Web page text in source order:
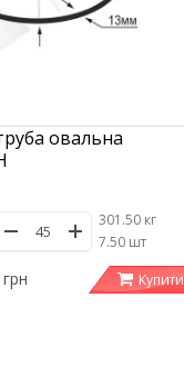
овальна
301.50 кг
/7.50 шт
Купити